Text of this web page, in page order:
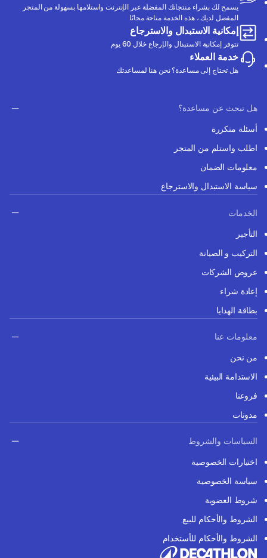
يسمح لك بشراء منتجاتك المفضلة عبر الإنترنت واستلامها بسهولة من المتجر
المفضل لديك ، هذه الخدمة متاحة مجانًا
إمكانية الاستبدال والاسترجاع
تتوفر إمكانية الاستبدال والإرجاع خلال 60 يوم
خدمة العملاء
هل تحتاج إلى مساعدة؟ نحن هنا لمساعدتك
هل تبحث عن مساعدة؟
أسئلة متكررة
اطلب واستلم من المتجر
معلومات الضمان
سياسة الاستبدال والاسترجاع
الخدمات
التأجير
التركيب و الصيانة
عروض الشركات
إعادة شراء
بطاقة الهدايا
معلومات عنا
من نحن
الاستدامة البيئية
فروعنا
مدونات
السياسات والشروط
اختيارات الخصوصية
سياسة الخصوصية
شروط العضوية
الشروط والأحكام للبيع
الشروط والأحكام للأستخدام